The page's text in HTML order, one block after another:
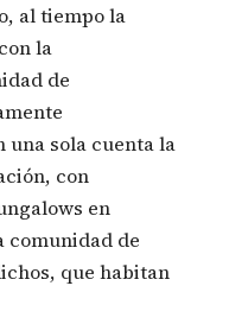
al tiempo la
la
de
una sola cuenta la
con
en
comunidad de
que habitan